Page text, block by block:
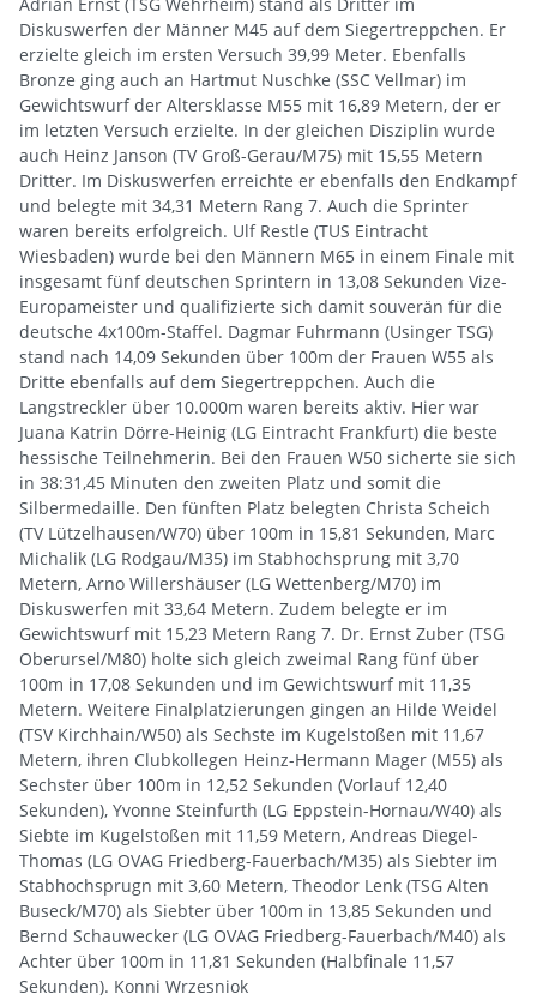
Adrian Ernst (TSG Wehrheim) stand als Dritter im
Diskuswerfen der Männer M45 auf dem Siegertreppchen. Er
erzielte gleich im ersten Versuch 39,99 Meter. Ebenfalls
Bronze ging auch an Hartmut Nuschke (SSC Vellmar) im
Gewichtswurf der Altersklasse M55 mit 16,89 Metern, der er
im letzten Versuch erzielte. In der gleichen Disziplin wurde
auch Heinz Janson (TV Groß-Gerau/M75) mit 15,55 Metern
Dritter. Im Diskuswerfen erreichte er ebenfalls den Endkampf
und belegte mit 34,31 Metern Rang 7. Auch die Sprinter
waren bereits erfolgreich. Ulf Restle (TUS Eintracht
Wiesbaden) wurde bei den Männern M65 in einem Finale mit
insgesamt fünf deutschen Sprintern in 13,08 Sekunden Vize-
Europameister und qualifizierte sich damit souverän für die
deutsche 4x100m-Staffel. Dagmar Fuhrmann (Usinger TSG)
stand nach 14,09 Sekunden über 100m der Frauen W55 als
Dritte ebenfalls auf dem Siegertreppchen. Auch die
Langstreckler über 10.000m waren bereits aktiv. Hier war
Juana Katrin Dörre-Heinig (LG Eintracht Frankfurt) die beste
hessische Teilnehmerin. Bei den Frauen W50 sicherte sie sich
in 38:31,45 Minuten den zweiten Platz und somit die
Silbermedaille. Den fünften Platz belegten Christa Scheich
(TV Lützelhausen/W70) über 100m in 15,81 Sekunden, Marc
Michalik (LG Rodgau/M35) im Stabhochsprung mit 3,70
Metern, Arno Willershäuser (LG Wettenberg/M70) im
Diskuswerfen mit 33,64 Metern. Zudem belegte er im
Gewichtswurf mit 15,23 Metern Rang 7. Dr. Ernst Zuber (TSG
Oberursel/M80) holte sich gleich zweimal Rang fünf über
100m in 17,08 Sekunden und im Gewichtswurf mit 11,35
Metern. Weitere Finalplatzierungen gingen an Hilde Weidel
(TSV Kirchhain/W50) als Sechste im Kugelstoßen mit 11,67
Metern, ihren Clubkollegen Heinz-Hermann Mager (M55) als
Sechster über 100m in 12,52 Sekunden (Vorlauf 12,40
Sekunden), Yvonne Steinfurth (LG Eppstein-Hornau/W40) als
Siebte im Kugelstoßen mit 11,59 Metern, Andreas Diegel-
Thomas (LG OVAG Friedberg-Fauerbach/M35) als Siebter im
Stabhochsprugn mit 3,60 Metern, Theodor Lenk (TSG Alten
Buseck/M70) als Siebter über 100m in 13,85 Sekunden und
Bernd Schauwecker (LG OVAG Friedberg-Fauerbach/M40) als
Achter über 100m in 11,81 Sekunden (Halbfinale 11,57
Sekunden). Konni Wrzesniok